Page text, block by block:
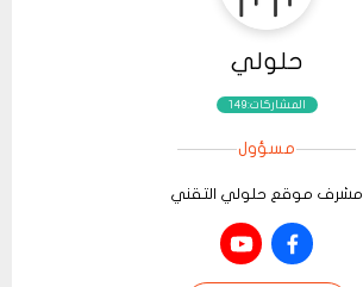
حلولي
المشاركات:149
مسؤول
مشرف موقع حلولي التقني